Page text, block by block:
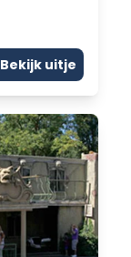
Bekijk uitje